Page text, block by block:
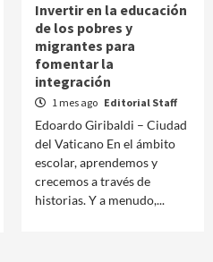
Invertir en la educación
de los pobres y
migrantes para
fomentar la
integración
1 mes ago Editorial Staff
Edoardo Giribaldi – Ciudad
del Vaticano En el ámbito
escolar, aprendemos y
crecemos a través de
historias. Y a menudo,...